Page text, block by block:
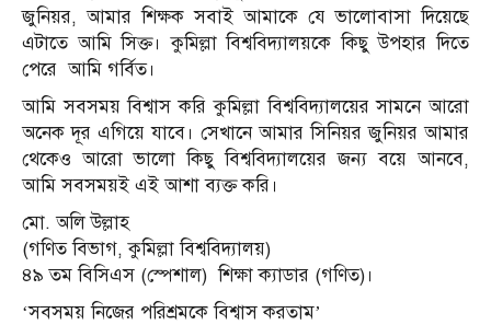
জুনিয়র, আমার শিক্ষক সবাই আমাকে যে ভালোবাসা দিয়েছে
এটাতে আমি সিক্ত। কুমিল্লা বিশ্ববিদ্যালয়কে কিছু উপহার দিতে
পেরে আমি গর্বিত।
আমি সবসময় বিশ্বাস করি কুমিল্লা বিশ্ববিদ্যালয়ের সামনে আরো
অনেক দূর এগিয়ে যাবে। সেখানে আমার সিনিয়র জুনিয়র আমার
থেকেও আরো ভালো কিছু বিশ্ববিদ্যালয়ের জন্য বয়ে আনবে,
আমি সবসময়ই এই আশা ব্যক্ত করি।
মো. অলি উল্লাহ
(গণিত বিভাগ, কুমিল্লা বিশ্ববিদ্যালয়)
৪৯ তম বিসিএস (স্পেশাল) শিক্ষা ক্যাডার (গণিত)।
‘সবসময় নিজের পরিশ্রমকে বিশ্বাস করতাম’